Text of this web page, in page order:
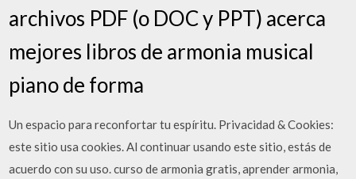
archivos PDF (o DOC y PPT) acerca
mejores libros de armonia musical
piano de forma
Un espacio para reconfortar tu espíritu. Privacidad & Cookies:
este sitio usa cookies. Al continuar usando este sitio, estás de
acuerdo con su uso. curso de armonia gratis, aprender armonia,